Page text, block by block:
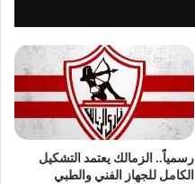
رسمياً.. الزمالك يعتمد التشكيل
الكامل للجهاز الفني والطبي